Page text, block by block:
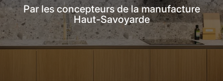
Par les concepteurs de la manufacture
Haut-Savoyarde